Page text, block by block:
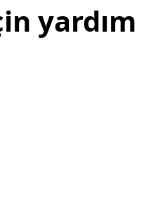
yardım